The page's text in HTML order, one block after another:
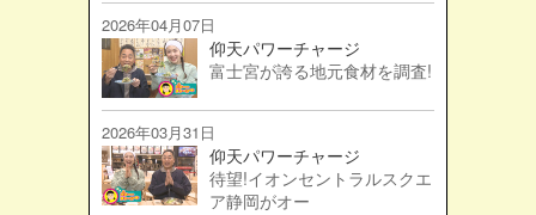
2026年04月07日
仰天パワーチャージ
富士宮が誇る地元食材を調査!
2026年03月31日
仰天パワーチャージ
待望!イオンセントラルスクエ
ア静岡がオー